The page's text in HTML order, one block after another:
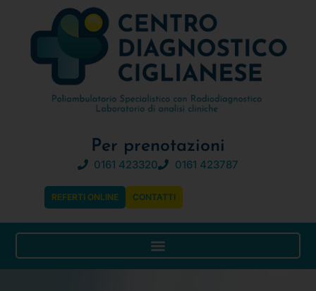
Per prenotazioni
0161 423320 0161 423787
REFERTI ONLINE CONTATTI